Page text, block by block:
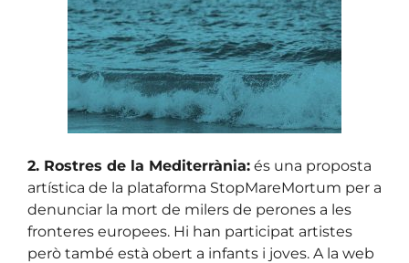
2. Rostres de la Mediterrània: és una proposta
artística de la plataforma StopMareMortum per a
denunciar la mort de milers de perones a les
fronteres europees. Hi han participat artistes
però també està obert a infants i joves. A la web